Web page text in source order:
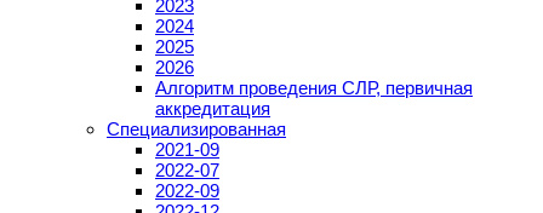
2023
2024
2025
2026
Алгоритм проведения СЛР, первичная
аккредитация
Специализированная
2021-09
2022-07
2022-09